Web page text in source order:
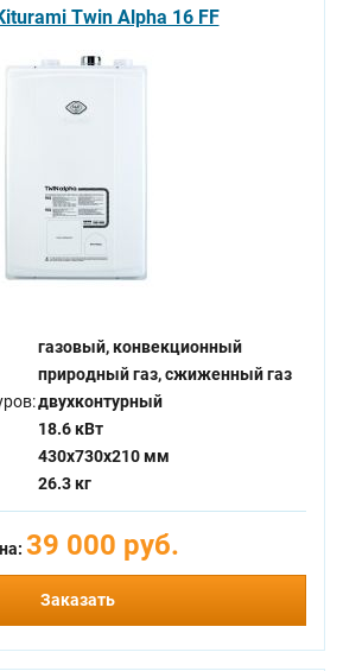
Twin Alpha 16 FF
газовый, конвекционный
природный газ, сжиженный газ
двухконтурный
18.6 кВт
430x730x210 мм
26.3 кг
39 000 руб.
Заказать